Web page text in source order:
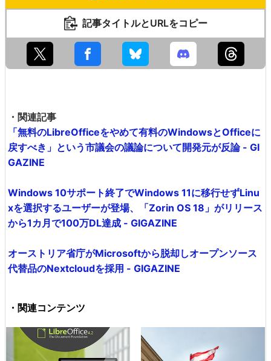
記事タイトルとURLをコピー
・関連記事
「無料のLibreOfficeをやめて有料のWindowsとOfficeに
戻すべき」という市議会の議論について開発元が反論 - GI
GAZINE
Windows 10サポート終了でWindows 11に移行せずLinu
xを選択するユーザーが登場、「Zorin OS 18」がリリース
から1カ月で100万DL達成 - GIGAZINE
オーストリア省庁がMicrosoftから脱却しオープンソース
代替品のNextcloudを採用 - GIGAZINE
・関連コンテンツ